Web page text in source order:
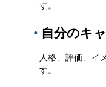
す。
• 自分のキ
人格、評価、イ
す。